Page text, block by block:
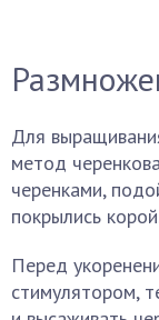
Для
метод
черенками,
покрылись
Перед
стимулятором,